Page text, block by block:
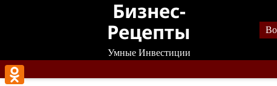
Бизнес-
Рецепты
Умные Инвестиции